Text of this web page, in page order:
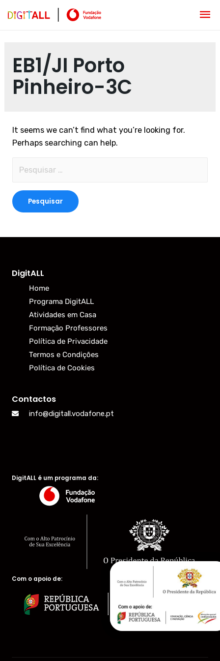
EB1/JI Porto
Pinheiro-3C
It seems we can’t find what you’re looking for.
Perhaps searching can help.
DigitALL
Home
Programa DigitALL
Atividades em Casa
Formação Professores
Política de Privacidade
Termos e Condições
Política de Cookies
Contactos
info@digitall.vodafone.pt
DigitALL é um programa da:
Com o apoio de: